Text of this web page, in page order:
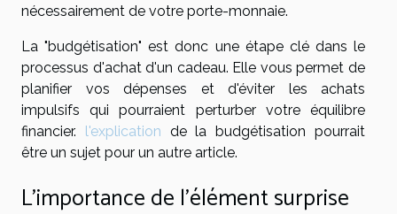
nécessairement de votre porte-monnaie.
La "budgétisation" est donc une étape clé dans le
processus d'achat d'un cadeau. Elle vous permet de
planifier vos dépenses et d'éviter les achats
impulsifs qui pourraient perturber votre équilibre
financier. l'explication de la budgétisation pourrait
être un sujet pour un autre article.
L'importance de l'élément surprise